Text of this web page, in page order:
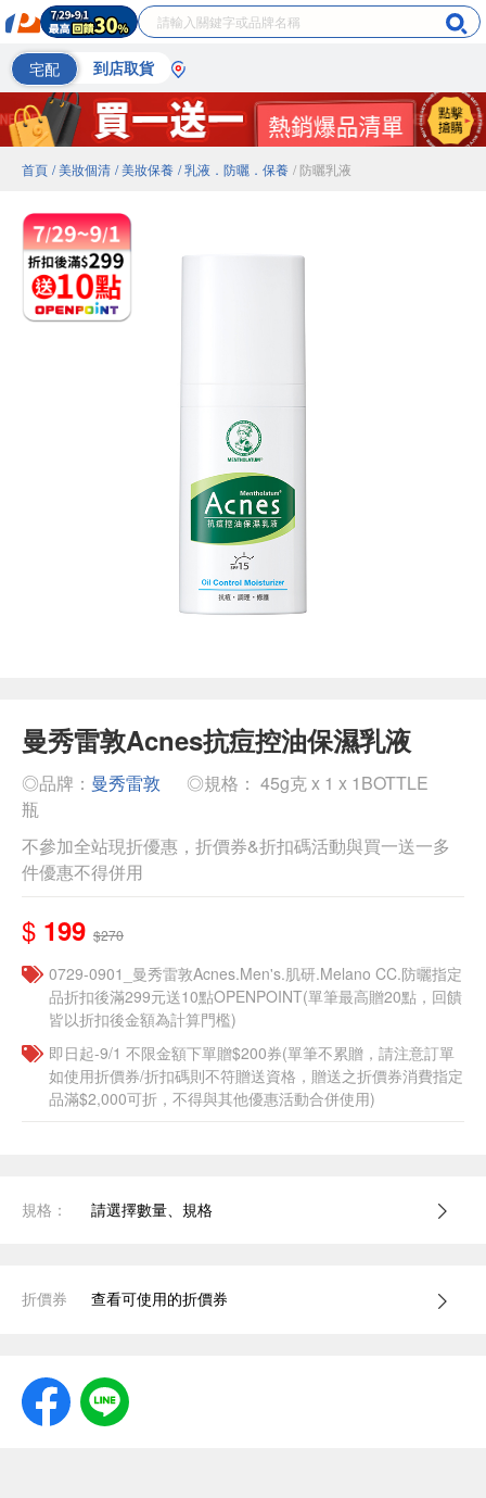
宅配 到店取貨
首頁 / 美妝個清 / 美妝保養 / 乳液．防曬．保養 / 防曬乳液
曼秀雷敦Acnes抗痘控油保濕乳液
◎品牌： 曼秀雷敦
◎規格： 45g克 x 1 x 1BOTTLE
瓶
不參加全站現折優惠，折價券&折扣碼活動與買一送一多
件優惠不得併用
$ 199 $270
0729-0901_曼秀雷敦Acnes.Men's.肌研.Melano CC.防曬指定
品折扣後滿299元送10點OPENPOINT(單筆最高贈20點，回饋
皆以折扣後金額為計算門檻)
即日起-9/1 不限金額下單贈$200券(單筆不累贈，請注意訂單
如使用折價券/折扣碼則不符贈送資格，贈送之折價券消費指定
品滿$2,000可折，不得與其他優惠活動合併使用)
規格： 請選擇數量、規格
折價券 查看可使用的折價券